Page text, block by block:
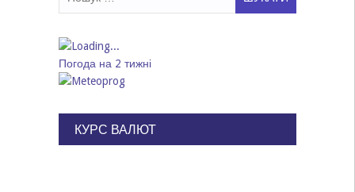
Погода на 2 тижні
КУРС ВАЛЮТ